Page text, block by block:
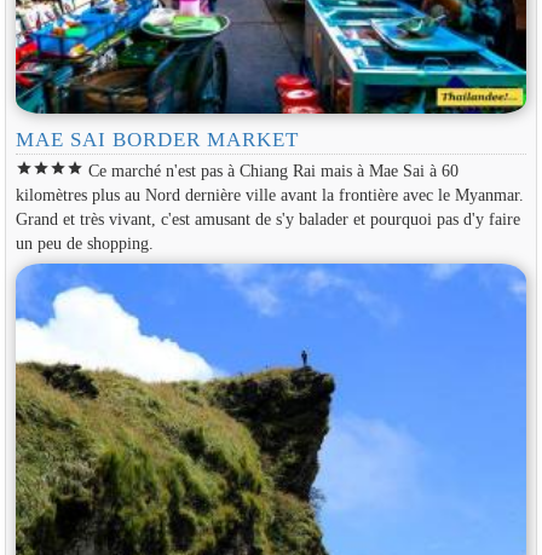
MAE SAI BORDER MARKET
starstarstarstar Ce marché n'est pas à Chiang Rai mais à Mae Sai à 60
kilomètres plus au Nord dernière ville avant la frontière avec le Myanmar.
Grand et très vivant, c'est amusant de s'y balader et pourquoi pas d'y faire
un peu de shopping.